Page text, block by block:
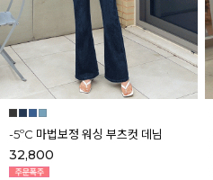
-5ºC 마법보정 워싱 부츠컷 데님
32,800